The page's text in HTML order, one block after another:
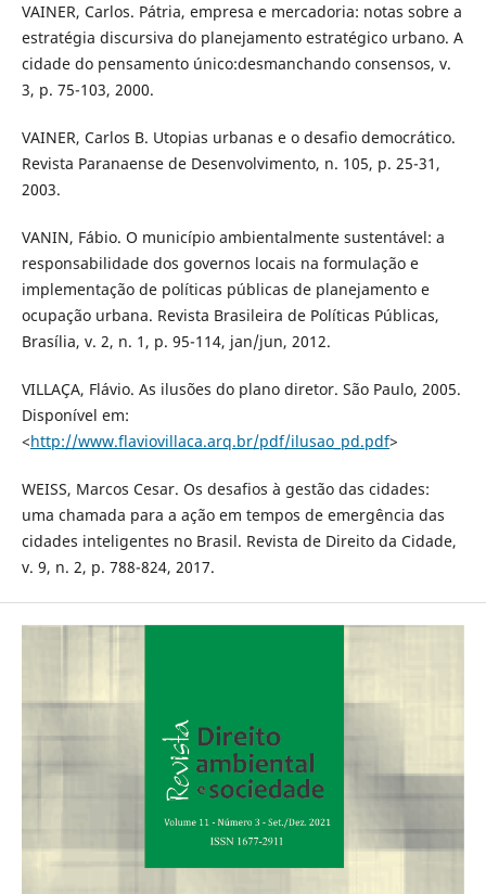
VAINER, Carlos. Pátria, empresa e mercadoria: notas sobre a
estratégia discursiva do planejamento estratégico urbano. A
cidade do pensamento único:desmanchando consensos, v.
3, p. 75-103, 2000.
VAINER, Carlos B. Utopias urbanas e o desafio democrático.
Revista Paranaense de Desenvolvimento, n. 105, p. 25-31,
2003.
VANIN, Fábio. O município ambientalmente sustentável: a
responsabilidade dos governos locais na formulação e
implementação de políticas públicas de planejamento e
ocupação urbana. Revista Brasileira de Políticas Públicas,
Brasília, v. 2, n. 1, p. 95-114, jan/jun, 2012.
VILLAÇA, Flávio. As ilusões do plano diretor. São Paulo, 2005.
Disponível em:
<http://www.flaviovillaca.arq.br/pdf/ilusao_pd.pdf>
WEISS, Marcos Cesar. Os desafios à gestão das cidades:
uma chamada para a ação em tempos de emergência das
cidades inteligentes no Brasil. Revista de Direito da Cidade,
v. 9, n. 2, p. 788-824, 2017.